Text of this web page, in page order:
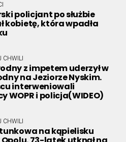
policjant po służbie
kobietę, która wpadła
CHWILI
z impetem uderzył w
na Jeziorze Nyskim.
interweniowali
WOPR i policja(WIDEO)
CHWILI
na kąpielisku